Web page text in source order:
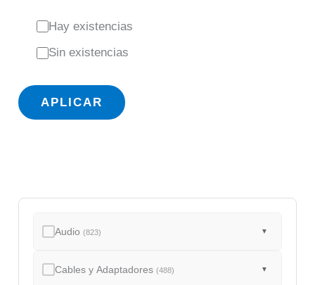
E
s
d
Hay existencias
Sin existencias
APLICAR
Audio(823) ▼
Cables y Adaptadores(488) ▼